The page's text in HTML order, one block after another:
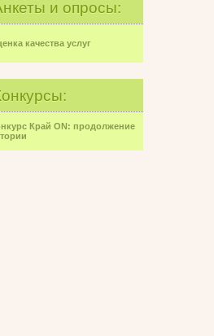
и опросы:
качества услуг
Край ON: продолжение